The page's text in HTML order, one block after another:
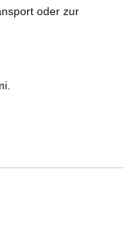
oder zur